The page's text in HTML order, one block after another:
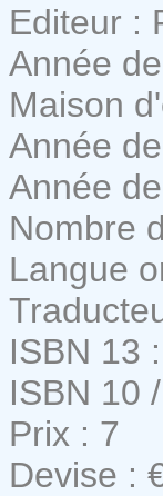
Editeur :
Année
Maison
Année
Année
Nombre
Langue
ISBN 13
ISBN 10
Prix : 7
Devise :